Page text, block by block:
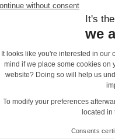
- J496
číslom J496.
pádu (HCL) je 1,55